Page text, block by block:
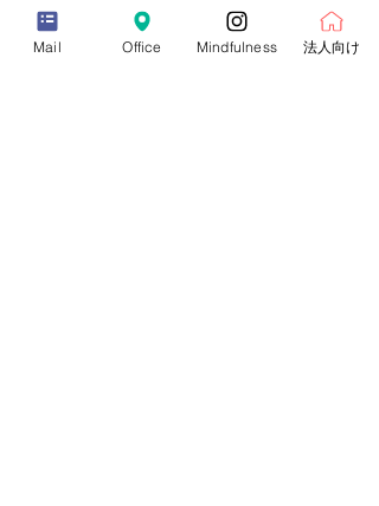
銷售已完結
票券類型
Mail Office Mindfulness 法人向け